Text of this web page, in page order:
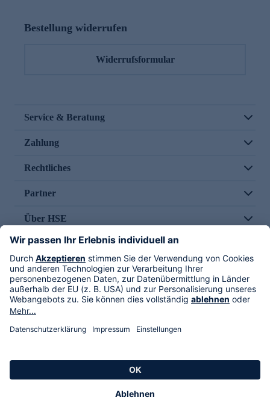
Bestellung widerrufen
Widerrufsformular
Service & Beratung
Zahlung
Rechtliches
Partner
Über HSE
Im TV
HSE International